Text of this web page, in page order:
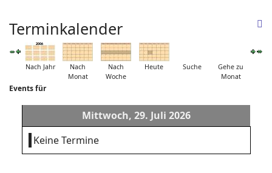
Terminkalender
Nach Jahr
Nach
Monat
Nach
Woche
Heute Suche
Gehe zu
Monat
Events für
Mittwoch, 29. Juli 2026
Keine Termine